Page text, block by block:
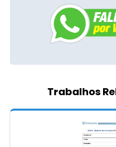
Trabalhos